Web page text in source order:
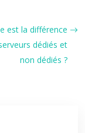
est la différence
dédiés et
non dédiés ?